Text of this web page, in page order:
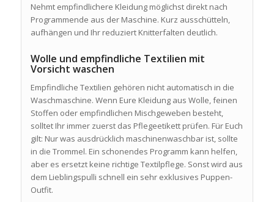
Nehmt empfindlichere Kleidung möglichst direkt nach
Programmende aus der Maschine. Kurz ausschütteln,
aufhängen und Ihr reduziert Knitterfalten deutlich.
Wolle und empfindliche Textilien mit
Vorsicht waschen
Empfindliche Textilien gehören nicht automatisch in die
Waschmaschine. Wenn Eure Kleidung aus Wolle, feinen
Stoffen oder empfindlichen Mischgeweben besteht,
solltet Ihr immer zuerst das Pflegeetikett prüfen. Für Euch
gilt: Nur was ausdrücklich maschinenwaschbar ist, sollte
in die Trommel. Ein schonendes Programm kann helfen,
aber es ersetzt keine richtige Textilpflege. Sonst wird aus
dem Lieblingspulli schnell ein sehr exklusives Puppen-
Outfit.